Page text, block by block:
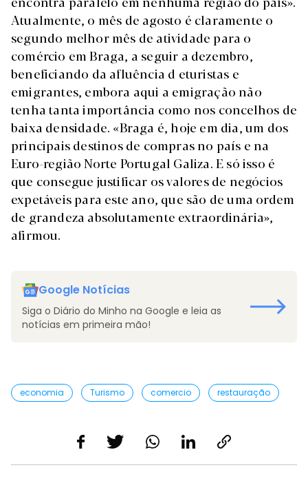
Atualmente, o mês de agosto é claramente o
segundo melhor mês de atividade para o
comércio em Braga, a seguir a dezembro,
beneficiando da afluência d eturistas e
emigrantes, embora aqui a emigração não
tenha tanta importância como nos concelhos de
baixa densidade. «Braga é, hoje em dia, um dos
principais destinos de compras no país e na
Euro-região Norte Portugal Galiza. E só isso é
que consegue justificar os valores de negócios
expetáveis para este ano, que são de uma ordem
de grandeza absolutamente extraordinária»,
afirmou.
Google Notícias
Siga o Diário do Minho na Google e leia as
notícias em primeira mão!
economia Turismo comercio restauração